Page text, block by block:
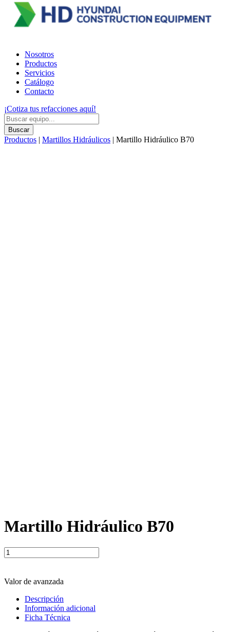
Nosotros
Productos
Servicios
Catálogo
Contacto
¡Cotiza tus refacciones aquí!
Products
search
Buscar
Productos | Martillos Hidráulicos | Martillo Hidráulico B70
Martillo Hidráulico B70
Martillo
Hidráulico
cantidad
Valor de avanzada
Descripción
Información adicional
Ficha Técnica